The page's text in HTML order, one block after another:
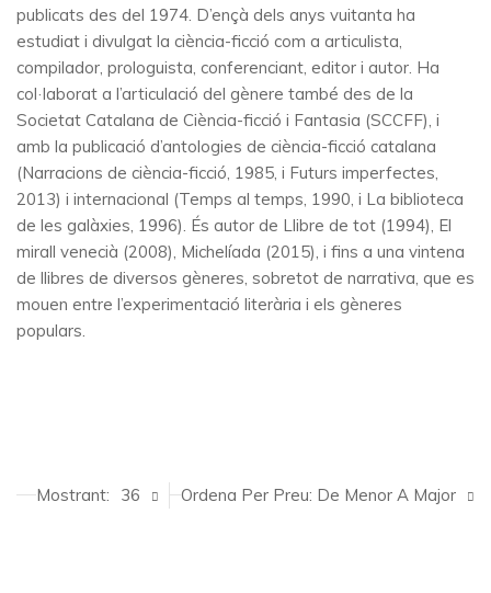
publicats des del 1974. D’ençà dels anys vuitanta ha
estudiat i divulgat la ciència-ficció com a articulista,
compilador, prologuista, conferenciant, editor i autor. Ha
col·laborat a l’articulació del gènere també des de la
Societat Catalana de Ciència-ficció i Fantasia (SCCFF), i
amb la publicació d’antologies de ciència-ficció catalana
(Narracions de ciència-ficció, 1985, i Futurs imperfectes,
2013) i internacional (Temps al temps, 1990, i La biblioteca
de les galàxies, 1996). És autor de Llibre de tot (1994), El
mirall venecià (2008), Michelíada (2015), i fins a una vintena
de llibres de diversos gèneres, sobretot de narrativa, que es
mouen entre l’experimentació literària i els gèneres
populars.
Ordena Per Preu: De Menor A Major
Mostrant: 36